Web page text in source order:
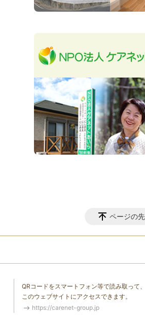
ページの
QRコードをスマートフォン等で読み取って、
このウェブサイトにアクセスできます。
https://carenet-group.jp